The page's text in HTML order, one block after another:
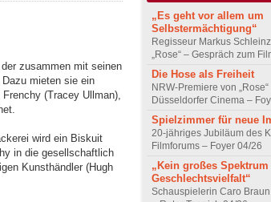
zusammen mit seinen
mieten sie ein
(Tracey Ullman),
wird ein Biskuit
in die gesellschaftlich
Kunsthändler (Hugh
„Es geht vor allem um
Selbstermächtigung“
Regisseur Markus
„Rose“ – Gespräch zum
Die Hose als Freiheit
NRW-Premiere von „Rose“
Düsseldorfer Cinema –
Spielzimmer für neue
20-jähriges Jubiläum des
Filmforums – Foyer 04/26
„Kein großes Spektrum
Geschlechtsvielfalt“
Schauspielerin Caro Braun